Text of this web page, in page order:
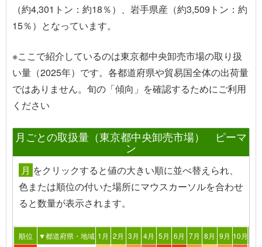
（約4,301トン：約18％）、岩手県産（約3,509トン：約
15％）となっています。
※ここで紹介しているのは東京都中央卸売市場の取り扱
い量（2025年）です。各都道府県や貿易国全体の出荷量
ではありません。旬の「傾向」を確認するためにご利用
ください
月ごとの取扱量（東京都中央卸売市場） ピーマ
ン
月 をクリックすると値の大きい順に並べ替えられ、
色または順位の付いた場所にマウスカーソルを合わせ
ると数量が表示されます。
順位 ▼都道府県・地域 1月 2月 3月 4月 5月 6月 7月 8月 9月 10月